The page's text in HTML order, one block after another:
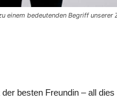
einem bedeutenden Begriff unserer
besten Freundin – all